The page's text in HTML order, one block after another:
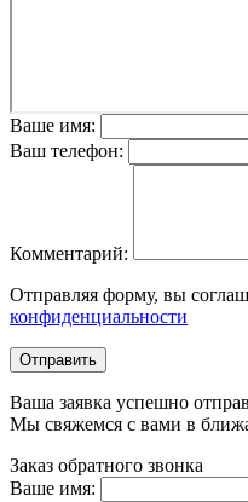
Ваше имя:
Ваш телефон:
Комментарий:
Отправляя форму, вы
конфиденциальности
Отправить
Ваша заявка успешно
Мы свяжемся с вами в
Заказ обратного звонка
Ваше имя: